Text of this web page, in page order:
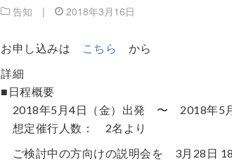
告知 | 2018年3月16日
お申し込みは こちら
から
詳細
■日程概要
2018年5月4日（金）出発 〜 2018年5
想定催行人数： 2名より
ご検討中の方向けの説明会を 3月28日